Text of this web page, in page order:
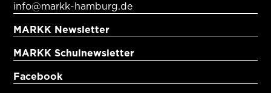
info@markk-hamburg.de
MARKK Newsletter
MARKK Schulnewsletter
Facebook